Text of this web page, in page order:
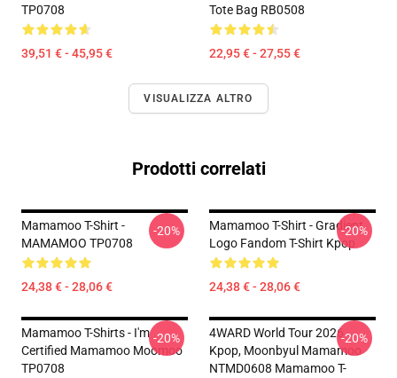
TP0708
39,51 € - 45,95 €
Tote Bag RB0508
22,95 € - 27,55 €
VISUALIZZA ALTRO
Prodotti correlati
Mamamoo T-Shirt -
MAMAMOO TP0708
24,38 € - 28,06 €
-20%
Mamamoo T-Shirt - Gradient
Logo Fandom T-Shirt Kpop
24,38 € - 28,06 €
-20%
Mamamoo T-Shirts - I'm
Certified Mamamoo Moomoo
TP0708
-20%
4WARD World Tour 2026
Kpop, Moonbyul Mamamoo
NTMD0608 Mamamoo T-
-20%